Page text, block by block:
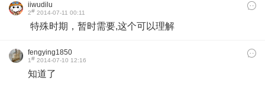
iiwudilu
2# 2014-07-11 00:11
特殊时期，暂时需要,这个可以理解
fengying1850
1# 2014-07-10 12:16
知道了